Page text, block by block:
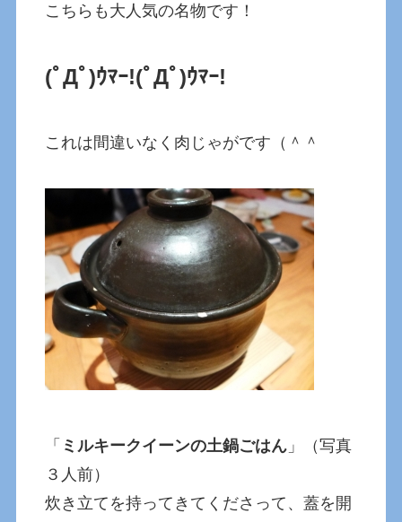
こちらも大人気の名物です！
(ﾟДﾟ)ｳﾏｰ!(ﾟДﾟ)ｳﾏｰ!
これは間違いなく肉じゃがです（＾＾
「 ミルキークイーンの土鍋ごはん 」（写真
３人前）
炊き立てを持ってきてくださって、蓋を開